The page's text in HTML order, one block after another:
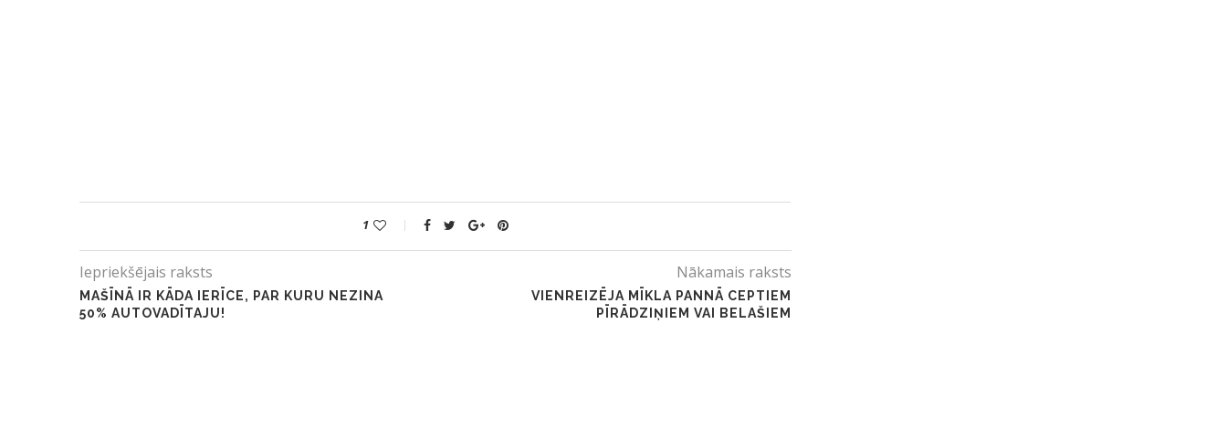
1
Iepriekšējais raksts
MAŠĪNĀ IR KĀDA IERĪCE, PAR KURU NEZINA
50% AUTOVADĪTAJU!
Nākamais raksts
VIENREIZĒJA MĪKLA PANNĀ CEPTIEM
PĪRĀDZIŅIEM VAI BELAŠIEM